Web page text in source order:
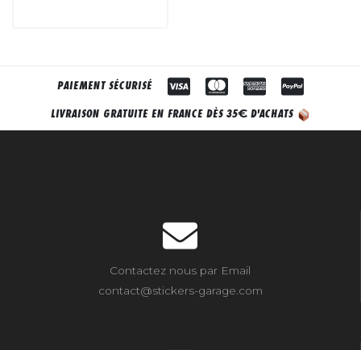
PAIEMENT SÉCURISÉ
LIVRAISON GRATUITE EN FRANCE DÈS 35€ D'ACHATS
Contactez nous par Email
contact@stickers-garage.com